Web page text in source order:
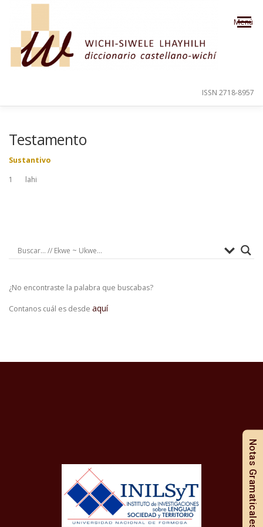
Saltar al contenido
Menú
ISSN 2718-8957
Testamento
Sustantivo
1 lahi
¿No encontraste la palabra que buscabas?
Contanos cuál es desde aquí
Notas Gramaticales